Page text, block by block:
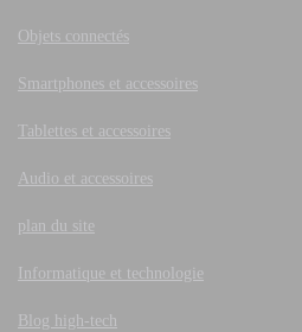
Objets connectés
Smartphones et accessoires
Tablettes et accessoires
Audio et accessoires
plan du site
Informatique et technologie
Blog high-tech